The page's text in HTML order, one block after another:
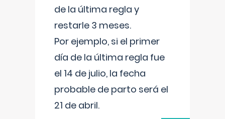
de la última regla y
restarle 3 meses.
Por ejemplo, si el primer
día de la última regla fue
el 14 de julio, la fecha
probable de parto será el
21 de abril.